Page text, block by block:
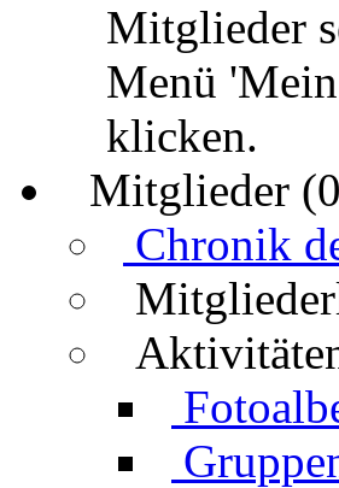
Mitglieder
Menü
klicken.
Mitglieder
Chronik